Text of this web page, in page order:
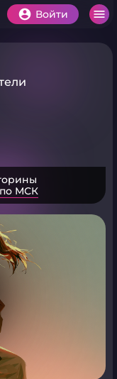
Войти
по МСК